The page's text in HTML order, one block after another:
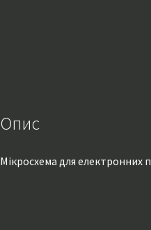
Опис
Мікросхема для електронних